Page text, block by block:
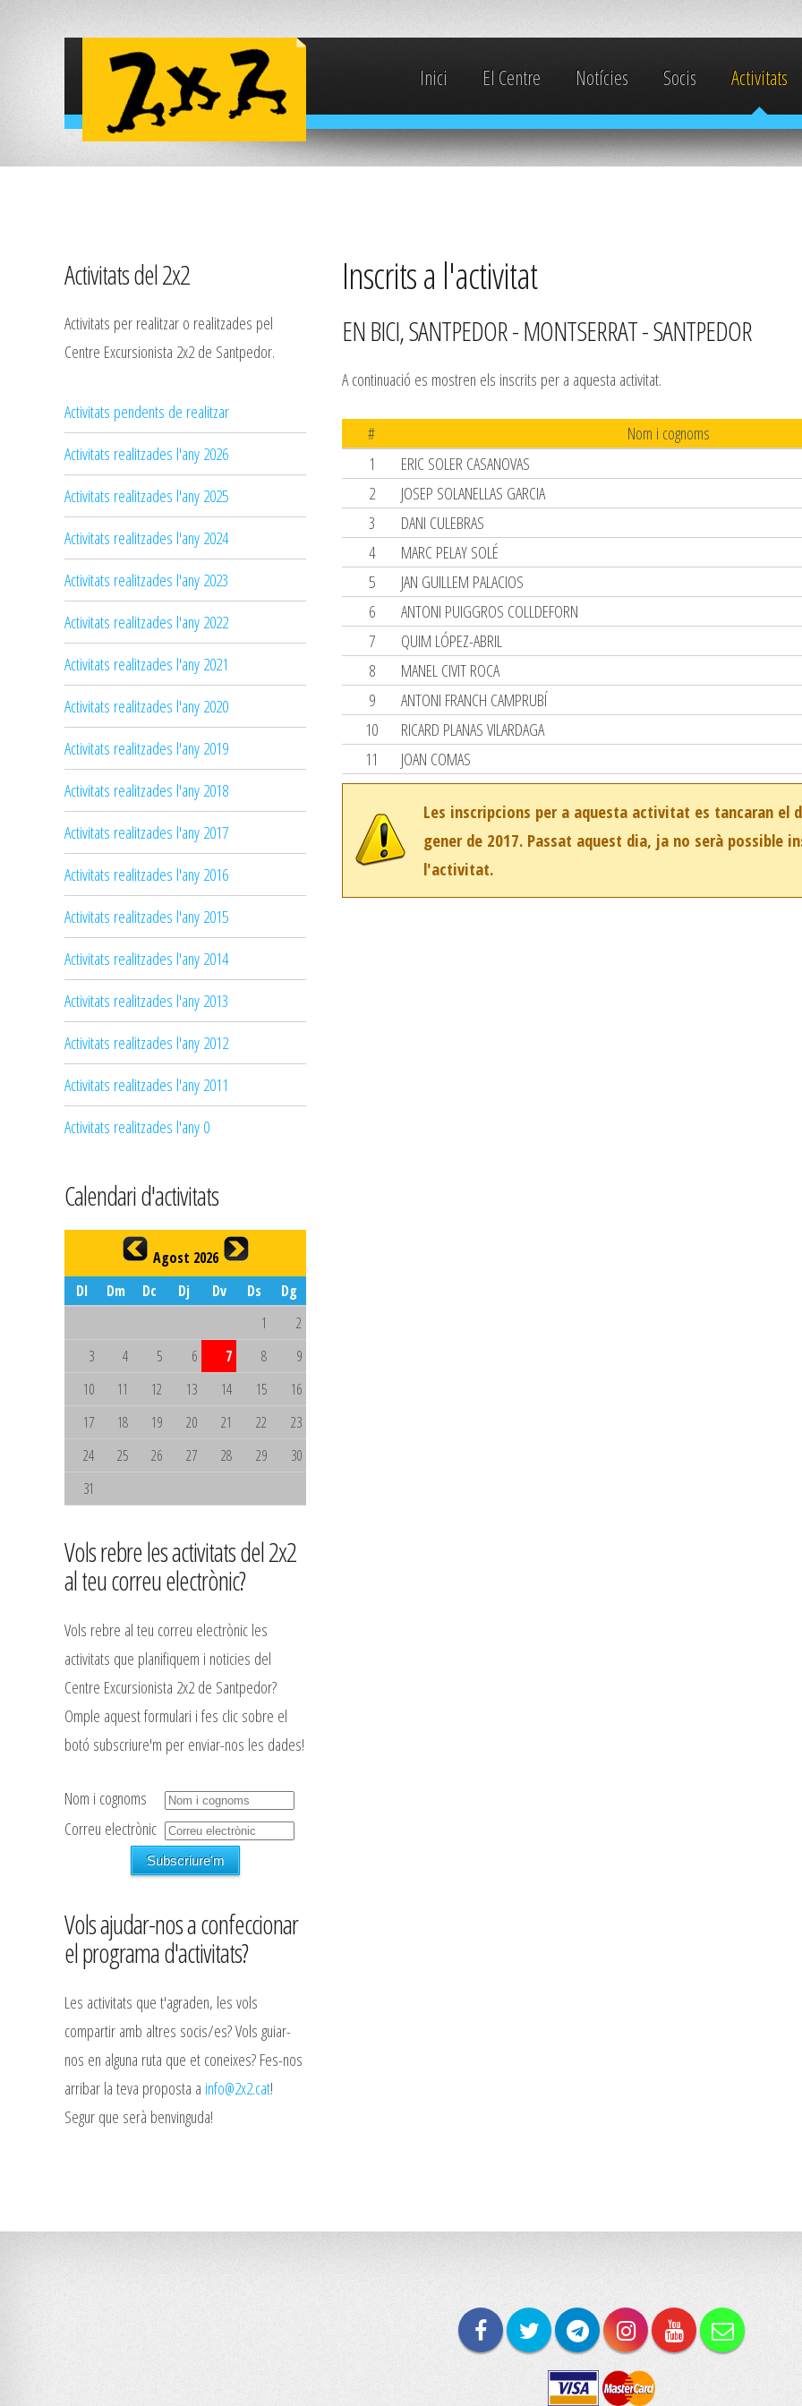
Inici El Centre Notícies Socis Activitats
Activitats del 2x2
Activitats per realitzar o realitzades pel
Centre Excursionista 2x2 de Santpedor.
Activitats pendents de realitzar
Activitats realitzades l'any 2026
Activitats realitzades l'any 2025
Activitats realitzades l'any 2024
Activitats realitzades l'any 2023
Activitats realitzades l'any 2022
Activitats realitzades l'any 2021
Activitats realitzades l'any 2020
Activitats realitzades l'any 2019
Activitats realitzades l'any 2018
Activitats realitzades l'any 2017
Activitats realitzades l'any 2016
Activitats realitzades l'any 2015
Activitats realitzades l'any 2014
Activitats realitzades l'any 2013
Activitats realitzades l'any 2012
Activitats realitzades l'any 2011
Activitats realitzades l'any 0
Calendari d'activitats
Agost 2026
Dl
Dm Dc Dj Dv Ds
Dg
1
2
3
4 5 6 7 8
9
10
11 12 13 14 15
16
17
18 19 20 21 22
23
24
25 26 27 28 29
30
31
Vols rebre les activitats del 2x2
al teu correu electrònic?
Vols rebre al teu correu electrònic les
activitats que planifiquem i noticies del
Centre Excursionista 2x2 de Santpedor?
Omple aquest formulari i fes clic sobre el
botó subscriure'm per enviar-nos les dades!
Nom i cognoms
Correu electrònic
Vols ajudar-nos a confeccionar
el programa d'activitats?
Les activitats que t'agraden, les vols
compartir amb altres socis/es? Vols guiar-
nos en alguna ruta que et coneixes? Fes-nos
arribar la teva proposta a info@2x2.cat!
Segur que serà benvinguda!
Inscrits a l'activitat
EN BICI, SANTPEDOR - MONTSERRAT - SANTPEDOR
A continuació es mostren els inscrits per a aquesta activitat.
#
Nom i cognoms
1
ERIC SOLER CASANOVAS
2
JOSEP SOLANELLAS GARCIA
3
DANI CULEBRAS
4
MARC PELAY SOLÉ
5
JAN GUILLEM PALACIOS
6
ANTONI PUIGGROS COLLDEFORN
7
QUIM LÓPEZ-ABRIL
8
MANEL CIVIT ROCA
9
ANTONI FRANCH CAMPRUBÍ
10
RICARD PLANAS VILARDAGA
11
JOAN COMAS
Les inscripcions per a aquesta activitat es tancaran el
gener de 2017. Passat aquest dia, ja no serà possible
l'activitat.